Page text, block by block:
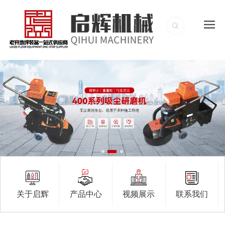
关于启辉 产品中心 视频展示 联系我们